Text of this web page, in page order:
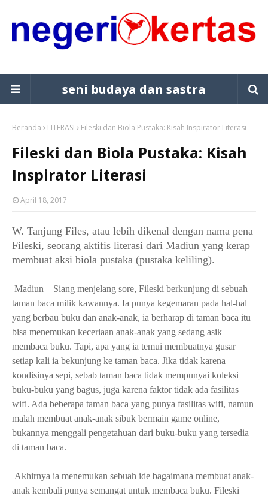
seni budaya dan sastra
Beranda LITERASI Fileski dan Biola Pustaka: Kisah Inspirator Literasi
Fileski dan Biola Pustaka: Kisah
Inspirator Literasi
April 18, 2017
W. Tanjung Files, atau lebih dikenal dengan nama pena
Fileski, seorang aktifis literasi dari Madiun yang kerap
membuat aksi biola pustaka (pustaka keliling).
Madiun – Siang menjelang sore, Fileski berkunjung di sebuah
taman baca milik kawannya. Ia punya kegemaran pada hal-hal
yang berbau buku dan anak-anak, ia berharap di taman baca itu
bisa menemukan keceriaan anak-anak yang sedang asik
membaca buku. Tapi, apa yang ia temui membuatnya gusar
setiap kali ia bekunjung ke taman baca. Jika tidak karena
kondisinya sepi, sebab taman baca tidak mempunyai koleksi
buku-buku yang bagus, juga karena faktor tidak ada fasilitas
wifi. Ada beberapa taman baca yang punya fasilitas wifi, namun
malah membuat anak-anak sibuk bermain game online,
bukannya menggali pengetahuan dari buku-buku yang tersedia
di taman baca.
Akhirnya ia menemukan sebuah ide bagaimana membuat anak-
anak kembali punya semangat untuk membaca buku. Fileski